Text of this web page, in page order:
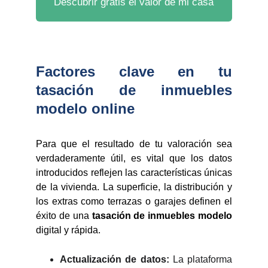
Factores clave en tu
tasación de inmuebles
modelo online
Para que el resultado de tu valoración sea
verdaderamente útil, es vital que los datos
introducidos reflejen las características únicas
de la vivienda. La superficie, la distribución y
los extras como terrazas o garajes definen el
éxito de una tasación de inmuebles modelo
digital y rápida.
Actualización de datos: La plataforma